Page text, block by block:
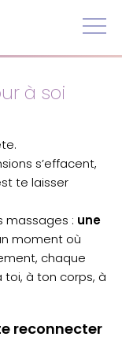
à soi
s’effacent,
te laisser
massages : une
moment où
chaque
toi, à ton corps, à
reconnecter